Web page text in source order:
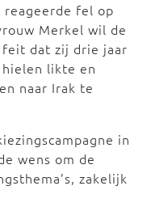
reageerde fel op
Merkel wil de
dat zij drie jaar
hielen likte en
naar Irak te
in
wens om de
zakelijk